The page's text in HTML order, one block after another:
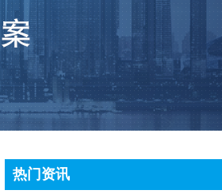
热门资讯
顶尖条码秤常见故障处理方法有哪些?